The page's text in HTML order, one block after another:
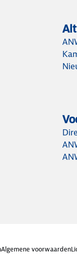
Algemene voorwaarden